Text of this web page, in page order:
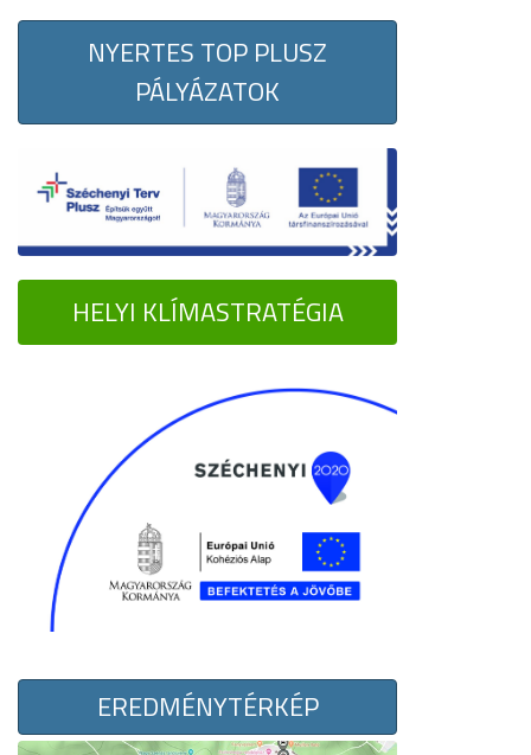
NYERTES TOP PLUSZ
PÁLYÁZATOK
HELYI KLÍMASTRATÉGIA
EREDMÉNYTÉRKÉP